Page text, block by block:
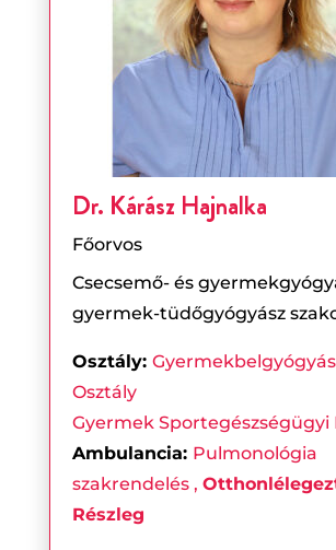
Dr. Kárász Hajnalka
Főorvos
Csecsemő- és
gyermek-tüdőgyógyász
Osztály:
Osztály
Gyermek Sportegészségügyi
Ambulancia: Pulmonológia
szakrendelés ,
Részleg